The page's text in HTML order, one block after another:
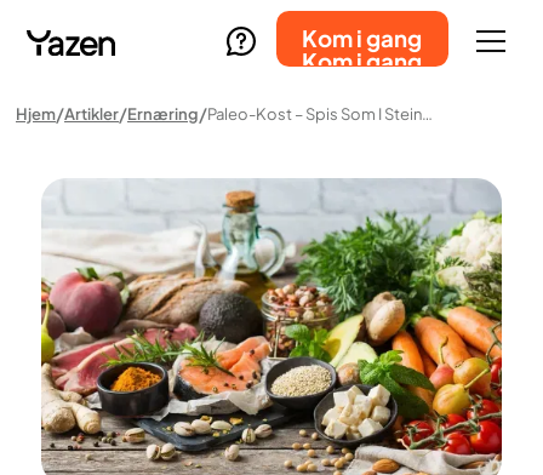
Kom i gang
Kom i gang
Hjem Artikler Ernæring Paleo-Kost – Spis Som I Steinalderen